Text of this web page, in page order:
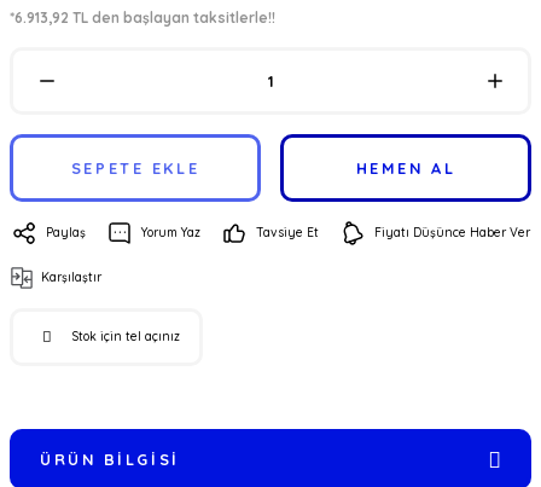
*6.913,92 TL den başlayan taksitlerle!!
SEPETE EKLE HEMEN AL
Paylaş Yorum Yaz Tavsiye Et Fiyatı Düşünce Haber Ver
Karşılaştır
Stok için tel açınız
ÜRÜN BILGISI